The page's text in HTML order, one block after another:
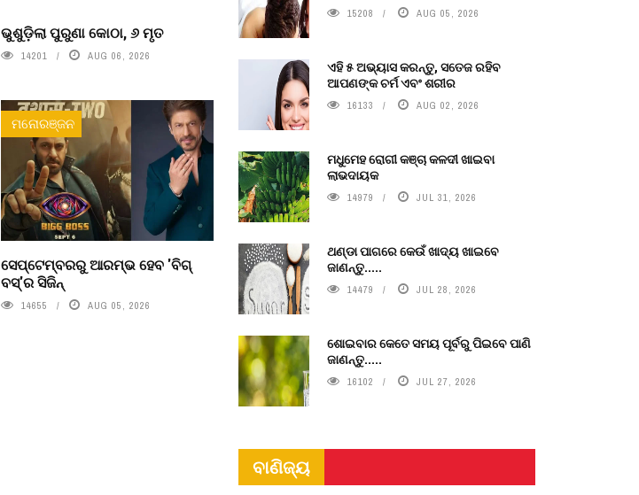
ଭୁଶୁଡ଼ିଲା ପୁରୁଣା କୋଠା, ୬ ମୃତ
14201 AUG 06, 2026
ମନୋରଞ୍ଜନ
ସେପ୍ଟେମ୍ବରରୁ ଆରମ୍ଭ ହେବ 'ବିଗ୍
ବସ୍'ର ସିଜିନ୍
14655 AUG 05, 2026
15208 AUG 05, 2026
ଏହି ୫ ଅଭ୍ୟାସ କରନ୍ତୁ, ସତେଜ ରହିବ
ଆପଣଙ୍କ ଚର୍ମ ଏବଂ ଶରୀର
16133 AUG 02, 2026
ମଧୁମେହ ରୋଗୀ କଞ୍ଚା କଳଦୀ ଖାଇବା
ଲାଭଦାୟକ
14979 JUL 31, 2026
ଥଣ୍ଡା ପାଗରେ କେଉଁ ଖାଦ୍ୟ ଖାଇବେ
ଜାଣନ୍ତୁ.....
14479 JUL 28, 2026
ଶୋଇବାର କେତେ ସମୟ ପୂର୍ବରୁ ପିଇବେ ପାଣି
ଜାଣନ୍ତୁ.....
16102 JUL 27, 2026
ବାଣିଜ୍ୟ